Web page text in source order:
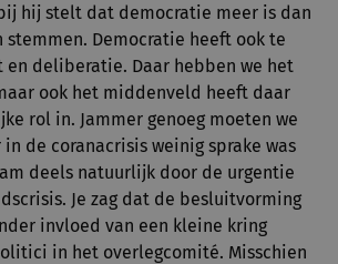
hij stelt dat democratie meer is dan
stemmen. Democratie heeft ook te
en deliberatie. Daar hebben we het
ook het middenveld heeft daar
rol in. Jammer genoeg moeten we
de coranacrisis weinig sprake was
deels natuurlijk door de urgentie
Je zag dat de besluitvorming
invloed van een kleine kring
in het overlegcomité. Misschien